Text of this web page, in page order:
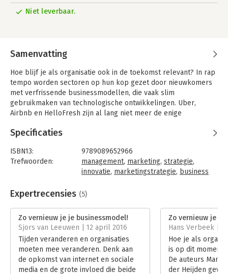
Niet leverbaar.
Samenvatting
Hoe blijf je als organisatie ook in de toekomst relevant? In rap
tempo worden sectoren op hun kop gezet door nieuwkomers
met verfrissende businessmodellen, die vaak slim
gebruikmaken van technologische ontwikkelingen. Uber,
Airbnb en HelloFresh zijn al lang niet meer de enige
maken. Wil je als organisatie niet buitenspel komen te staan?
businessmodelinnovatie niet langer negeren.
Dit boek laat zien hoe u een toekomstbestendig
ambassadeurs in te zetten en de innovatiekracht van
businesspartners te benutten. Maar het gaat verder dan dat.
Want na die eerste schets komt de échte uitdaging: de
vertaalslag naar de praktijk. Sluit het businessmodel
voldoende aan bij de (latente) behoeften van uw klanten?
Waarom is uw organisatie de aangewezen partij om dit nieuwe
concept te lanceren? En zijn uw medewerkers daadwerkelijk
bereid om het roer om te gooien.
Specificaties
ISBN13:
9789089652966
Trefwoorden:
management, marketing, strategie,
innovatie, marketingstrategie, business
Taal:
Nederlands
Aantal pagina's:
272
Uitgever:
Van Duuren Management
Druk:
2
Verschijningsdatum:
23-9-2015
Hoofdrubriek: Strategisch management
Expertrecensies (5)
Zo vernieuw je je businessmodel!
Sjors van Leeuwen | 12 april 2016
Tijden veranderen en organisaties
moeten mee veranderen. Denk aan
de opkomst van internet en sociale
media en de grote invloed die beide
Zo vernieuw je je
Hans Verbeek | 5
Hoe je als
is op dit moment
De auteurs
der Heijden